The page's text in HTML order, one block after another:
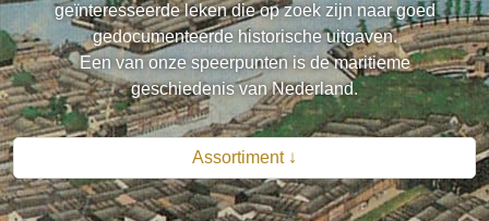
geïnteresseerde leken die op zoek zijn naar goed
gedocumenteerde historische uitgaven.
Een van onze speerpunten is de maritieme
geschiedenis van Nederland.
Assortiment ↓